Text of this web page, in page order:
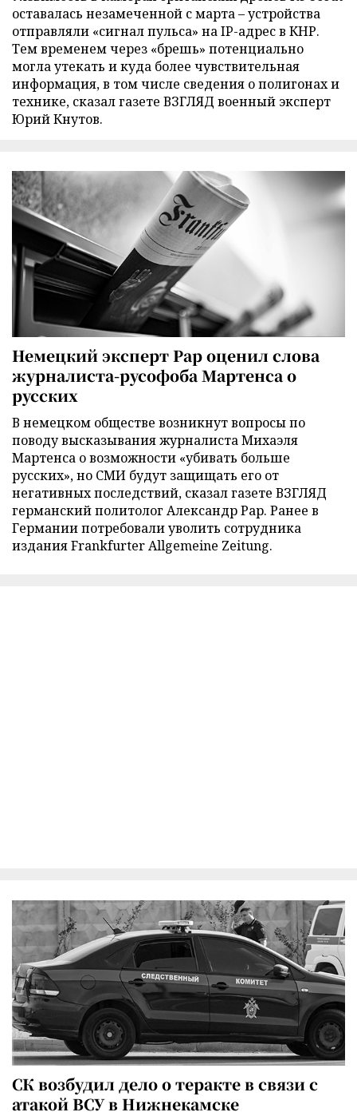
оставалась незамеченной с марта – устройства
отправляли «сигнал пульса» на IP-адрес в КНР.
Тем временем через «брешь» потенциально
могла утекать и куда более чувствительная
информация, в том числе сведения о полигонах и
технике, сказал газете ВЗГЛЯД военный эксперт
Юрий Кнутов.
Немецкий эксперт Рар оценил слова
журналиста-русофоба Мартенса о
русских
В немецком обществе возникнут вопросы по
поводу высказывания журналиста Михаэля
Мартенса о возможности «убивать больше
русских», но СМИ будут защищать его от
негативных последствий, сказал газете ВЗГЛЯД
германский политолог Александр Рар. Ранее в
Германии потребовали уволить сотрудника
издания Frankfurter Allgemeine Zeitung.
СК возбудил дело о теракте в связи с
атакой ВСУ в Нижнекамске